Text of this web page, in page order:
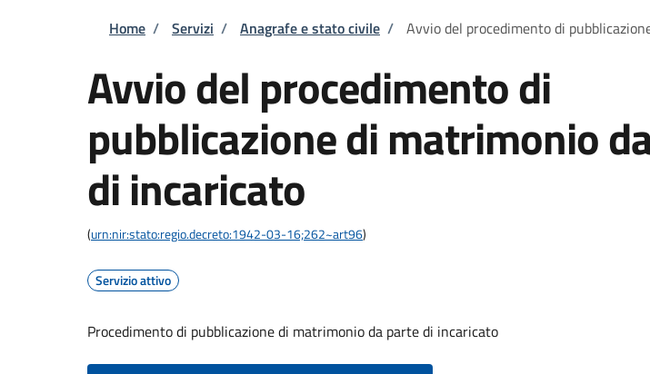
Briciole di pane
Home / Servizi / Anagrafe e stato civile / Avvio del procedimento di
Avvio del procedimento di
pubblicazione di matrimonio
di incaricato
(urn:nir:stato:regio.decreto:1942-03-16;262~art96)
Servizio attivo
Procedimento di pubblicazione di matrimonio da parte di incaricato